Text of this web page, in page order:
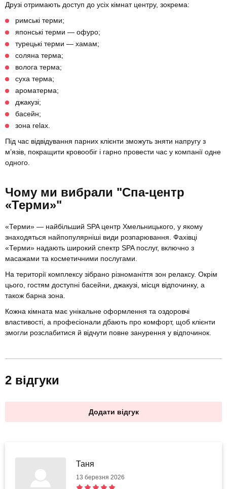
Друзі отримають доступ до усіх кімнат центру, зокрема:
римські терми;
японські терми — офуро;
турецькі терми — хамам;
соляна терма;
волога терма;
суха терма;
ароматерма;
джакузі;
басейн;
зона relax.
Під час відвідування парних клієнти зможуть зняти напругу з
м’язів, покращити кровообіг і гарно провести час у компанії одне
одного.
Чому ми вибрали "Спа-центр
«Терми»"
«Терми» — найбільший SPA центр Хмельницького, у якому
знаходяться найпопулярніші види розпарювання. Фахівці
«Терми» надають широкий спектр SPA послуг, включно з
масажами та косметичними послугами.
На території комплексу зібрано різноманіття зон релаксу. Окрім
цього, гостям доступні басейни, джакузі, місця відпочинку, а
також барна зона.
Кожна кімната має унікальне оформлення та оздоровчі
властивості, а професіонали дбають про комфорт, щоб клієнти
змогли розслабитися й відчути повне занурення у відпочинок.
2 відгуки
Додати відгук
Таня
13 березня 2026